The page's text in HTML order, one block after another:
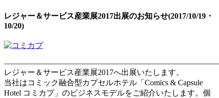
レジャー＆サービス産業展2017出展のお知らせ(2017/10/19・
10/20)
レジャー＆サービス産業展2017へ出展いたします。
当社はコミック融合型カプセルホテル「Comics & Capsule
Hotel コミカプ」のビジネスモデルをご紹介いたします。個